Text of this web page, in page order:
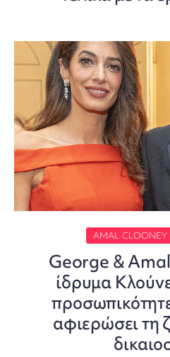
AMAL CLOONEY
George &
ίδρυμα
αφιερώσει τη